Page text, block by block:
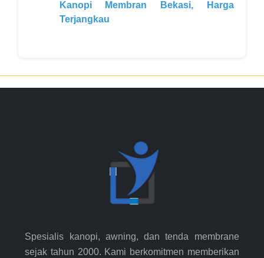
Kanopi Membran Bekasi, Harga
Terjangkau
Spesialis kanopi, awning, dan tenda membrane
sejak tahun 2000. Kami berkomitmen memberikan